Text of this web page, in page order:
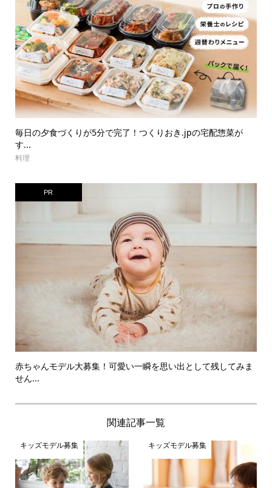
毎日の夕食づくりが5分で完了！つくりおき.jpの宅配惣菜が
す...
料理
PR
赤ちゃんモデル大募集！可愛い一瞬を思い出として残してみま
せん...
関連記事一覧
キッズモデル募集 キッズモデル募集